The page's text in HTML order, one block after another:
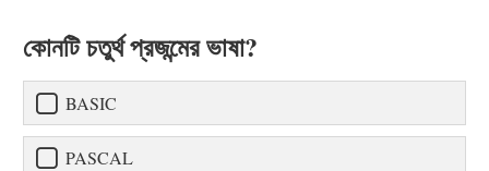
কোনটি চতুর্থ প্রজন্মের ভাষা?
BASIC
PASCAL